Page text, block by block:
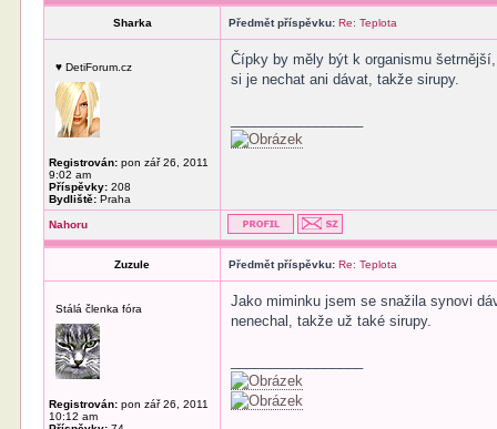
Sharka Předmět příspěvku: Re: Teplota
♥ DetiForum.cz
Registrován: pon zář 26, 2011
9:02 am
Příspěvky: 208
Bydliště: Praha
Čípky by měly být k organismu
si je nechat ani dávat, takže sirupy.
Nahoru
Zuzule Předmět příspěvku: Re: Teplota
Stálá členka fóra
Registrován: pon zář 26, 2011
10:12 am
Jako miminku jsem se snažila synovi
nenechal, takže už také sirupy.